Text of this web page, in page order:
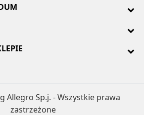
Allegro Sp.j. - Wszystkie prawa
zastrzeżone